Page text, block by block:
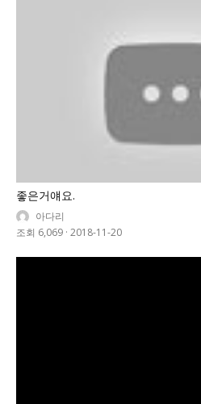
좋은거얘요.
아다리
조회 6,069 · 2018-11-20